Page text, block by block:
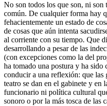
No son todos los que son, ni son
común. De cualquier forma hay
fehacientemente un estado de
de cosas que aún intenta
al corriente con su tiempo. Que
desarrollando a pesar de las
(con excepciones como la del
ha tomado una postura y ha sido
conducir a una reflexión: que las
teatro se dan en el gabinete y en
funcionario ni política cultural
sonoro o por la más tosca de las